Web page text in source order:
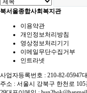
북서울종합사회복지관
이용약관
개인정보처리방침
영상정보처리기기
이메일무단수집거부
인트라넷
사업자등록번호 : 210-82-05947
주소 : 서울시 강북구 한천로